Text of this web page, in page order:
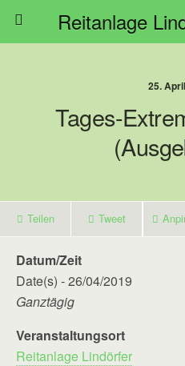
25.
Tages-
Teilen Tweet
Datum/Zeit
Date(s) - 26/04/2019
Ganztägig
Veranstaltungsort
Reitanlage Lindörfer